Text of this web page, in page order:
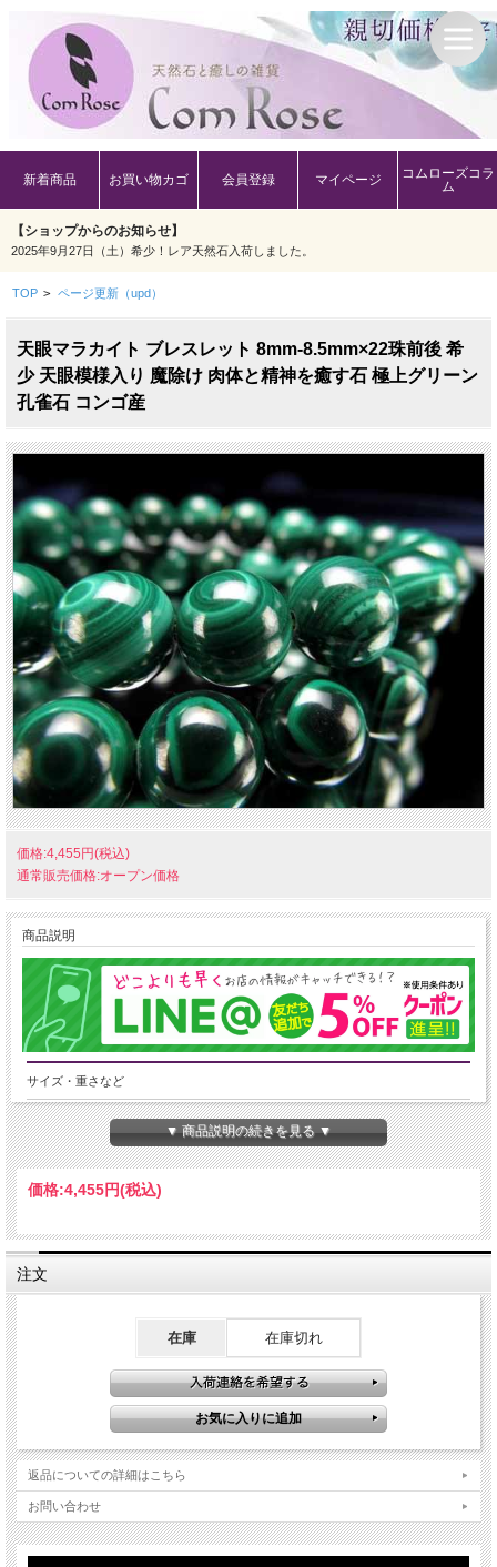
新着商品 お買い物カゴ 会員登録 マイページ
コムローズコラ
ム
【ショップからのお知らせ】
2025年9月27日（土）希少！レア天然石入荷しました。
TOP > ページ更新（upd）
天眼マラカイト ブレスレット 8mm-8.5mm×22珠前後 希
少 天眼模様入り 魔除け 肉体と精神を癒す石 極上グリーン
孔雀石 コンゴ産
価格:4,455円(税込)
通常販売価格:オープン価格
商品説明
サイズ・重さなど
8mm-8.5mm×22珠前後、 手首回り16.0-16.5cm。
手首回りピッタリに直せます!お買い上げ後コメント欄にて手首回りをお知らせく
ださい。(増やす場合はご相談ください。)
産地・原産国
グレードなど
マラカイト【孔雀石】
魔除け・肉体と精神を癒す石
とても希少な極上グリーンの天眼タイプ入りマラカイトブレスレットが入荷致し
ました！
マラカイトは和名を孔雀石といい、その美しいグリーンと模様が羽を広げた孔雀
の様に見える事から、その名前がつけられました。
▼ 商品説明の続きを見る ▼
価格:4,455円(税込)
注文
在庫 在庫切れ
返品についての詳細はこちら
お問い合わせ